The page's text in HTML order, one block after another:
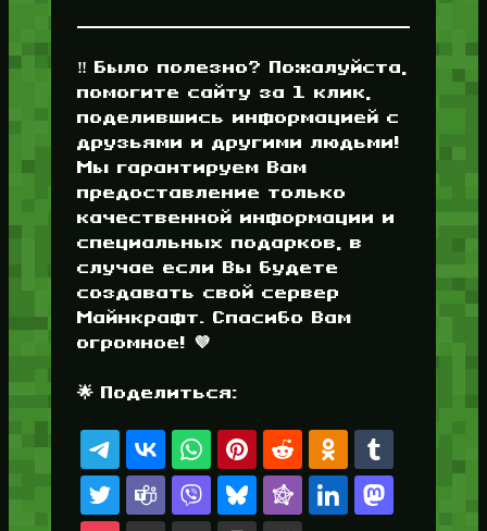
‼️ Было полезно? Пожалуйста,
помогите сайту за 1 клик,
поделившись информацией с
друзьями и другими людьми!
Мы гарантируем Вам
предоставление только
качественной информации и
специальных подарков, в
случае если Вы будете
создавать свой сервер
Майнкрафт. Спасибо Вам
огромное! 💜
🌟 Поделиться: